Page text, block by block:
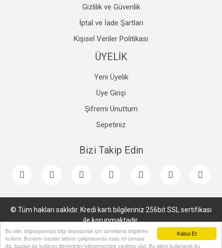
Kabul Et
Bu site, bilgisayarınıza bilgi depolamak için tanımlama bilgilerini
kullanır. Bunların bazıları sitenin çalışmasında esas rol oynasa
da, bazıları da kullanıcı deneyimini iyileştirmemize yardımcı olur. Bu siteyi kullanarak bu
Gizlilik ve Güvenlik
İptal ve İade Şartları
Kişisel Veriler Politikası
ÜYELİK
Yeni Üyelik
Üye Girişi
Şifremi Unuttum
Sepetiniz
Bizi Takip Edin
© Tüm hakları saklıdır. Kredi kartı bilgileriniz 256bit SSL sertifikası
ile korunmaktadır.